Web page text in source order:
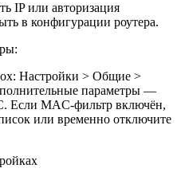
IP или авторизация
в конфигурации роутера.
Настройки > Общие >
параметры —
Если MAC‑фильтр включён,
или временно отключите